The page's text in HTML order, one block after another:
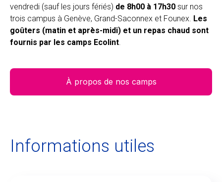
vendredi (sauf les jours fériés) de 8h00 à 17h30 sur nos
trois campus à Genève, Grand-Saconnex et Founex. Les
goûters (matin et après-midi) et un repas chaud sont
fournis par les camps Ecolint
À propos de nos camps
Informations utiles